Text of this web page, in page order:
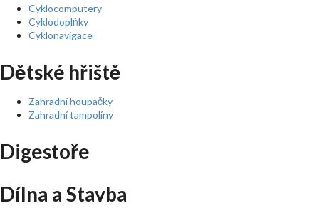
Cyklocomputery
Cyklodoplňky
Cyklonavigace
Dětské hřiště
Zahradní houpačky
Zahradní tampolíny
Digestoře
Dílna a Stavba